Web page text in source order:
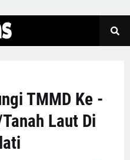
TMMD Ke -
Laut Di